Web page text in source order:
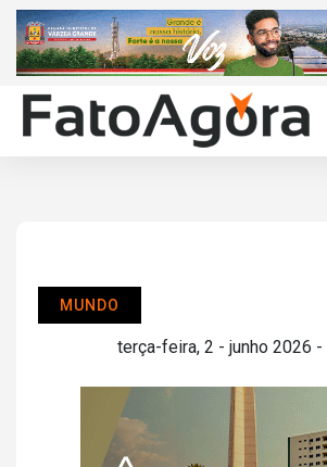
MUNDO
terça-feira, 2 - junho 2026 -